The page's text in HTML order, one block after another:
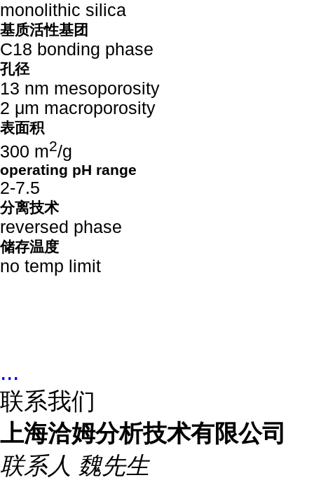
monolithic silica
基质活性基团
C18 bonding phase
孔径
13 nm mesoporosity
2 μm macroporosity
表面积
300 m2/g
operating pH range
2-7.5
分离技术
reversed phase
储存温度
no temp limit
...
联系我们
上海洽姆分析技术有限公司
联系人 魏先生